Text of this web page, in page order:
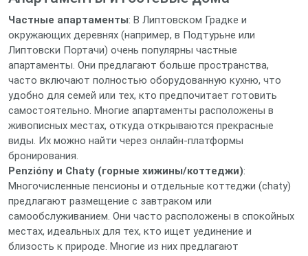
Частные апартаменты: В Липтовском Градке и
окружающих деревнях (например, в Подтурьне или
Липтовски Портачи) очень популярны частные
апартаменты. Они предлагают больше пространства,
часто включают полностью оборудованную кухню, что
удобно для семей или тех, кто предпочитает готовить
самостоятельно. Многие апартаменты расположены в
живописных местах, откуда открываются прекрасные
виды. Их можно найти через онлайн-платформы
бронирования.
Penzióny и Chaty (горные хижины/коттеджи):
Многочисленные пенсионы и отдельные коттеджи (chaty)
предлагают размещение с завтраком или
самообслуживанием. Они часто расположены в спокойных
местах, идеальных для тех, кто ищет уединение и
близость к природе. Многие из них предлагают